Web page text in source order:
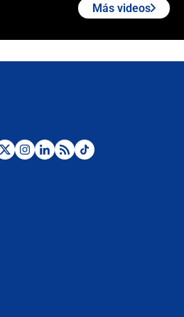
"No hubo fraude ni posibilidad de
Más videos